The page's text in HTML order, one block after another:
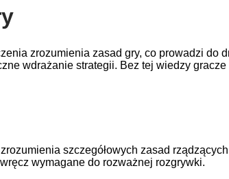
zrozumienia zasad gry, co prowadzi do
wdrażanie strategii. Bez tej wiedzy
szczegółowych zasad
wymagane do rozważnej rozgrywki.